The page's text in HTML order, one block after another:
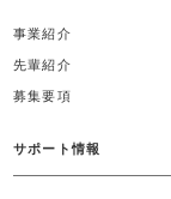
事業紹介
先輩紹介
募集要項
サポート情報